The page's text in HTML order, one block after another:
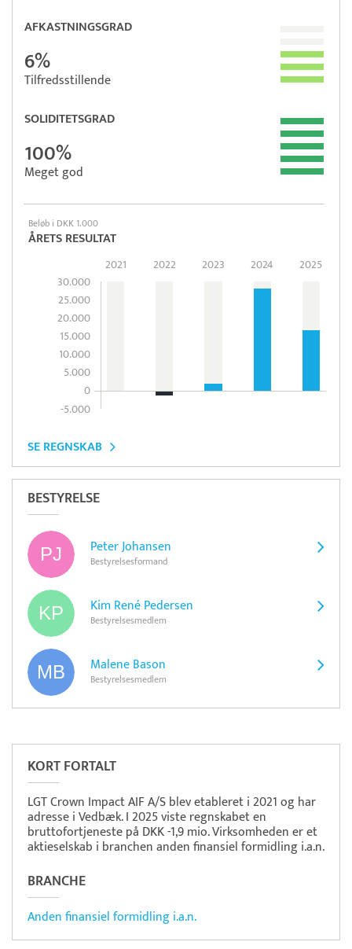
AFKASTNINGSGRAD
6%
Tilfredsstillende
SOLIDITETSGRAD
100%
Meget god
Beløb i DKK 1.000
ÅRETS RESULTAT
30.000
25.000
20.000
15.000
10.000
5.000
0
-5.000
2021 2022 2023 2024 2025
SE REGNSKAB
BESTYRELSE
Peter Johansen
Bestyrelsesformand
Kim René Pedersen
Bestyrelsesmedlem
Malene Bason
Bestyrelsesmedlem
KORT FORTALT
LGT Crown Impact AIF A/S blev etableret i 2021 og har
adresse i Vedbæk. I 2025 viste regnskabet en
bruttofortjeneste på DKK -1,9 mio. Virksomheden er et
aktieselskab i branchen anden finansiel formidling i.a.n.
BRANCHE
Anden finansiel formidling i.a.n.